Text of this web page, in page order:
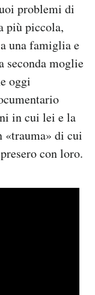
problemi di
più piccola,
una famiglia e
seconda moglie
oggi
in cui lei e la
«trauma» di cui
con loro.